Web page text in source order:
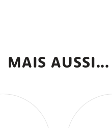
MAIS AUSSI...